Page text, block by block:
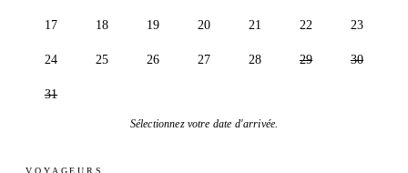
17 18 19 20 21 22 23
24 25 26 27 28 29 30
31
Sélectionnez votre date d'arrivée.
VOYAGEURS